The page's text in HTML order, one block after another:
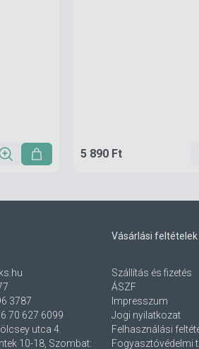
5 890 Ft
3787
70 627 6099
utca 4.
10-18, Szombat:
Vásárlási feltételek
Szállítás és fizetés
ÁSZF
Impresszum
Jogi nyilatkozat
Felhasználási
Fogyasztóvédelmi